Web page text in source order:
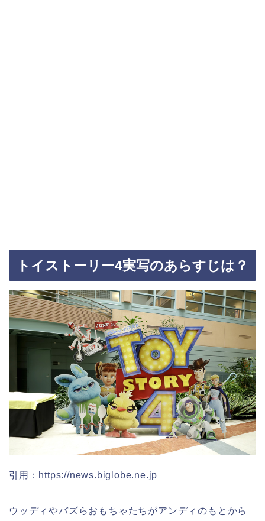
トイストーリー4実写のあらすじは？
引用：https://news.biglobe.ne.jp
ウッディやバズらおもちゃたちがアンディのもとから